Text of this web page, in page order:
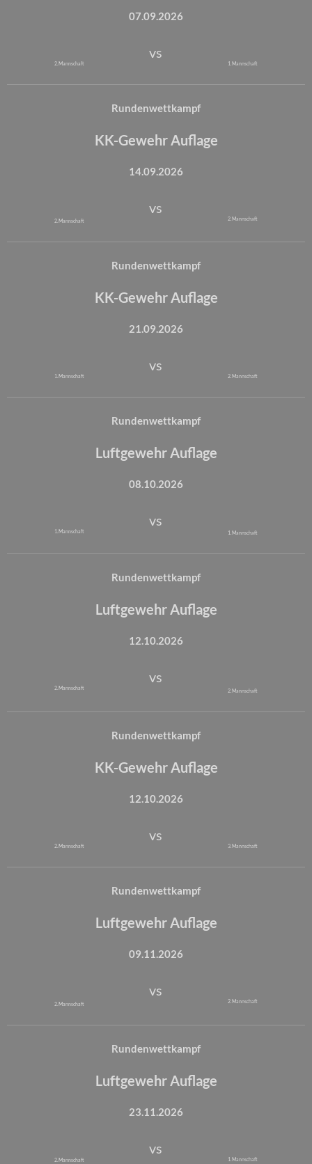
07.09.2026
2. Mannschaft
vs
1. Mannschaft
Rundenwettkampf
KK-Gewehr Auflage
14.09.2026
2. Mannschaft
vs
2. Mannschaft
Rundenwettkampf
KK-Gewehr Auflage
21.09.2026
1. Mannschaft
vs
2. Mannschaft
Rundenwettkampf
Luftgewehr Auflage
08.10.2026
1. Mannschaft
vs
1. Mannschaft
Rundenwettkampf
Luftgewehr Auflage
12.10.2026
2. Mannschaft
vs
2. Mannschaft
Rundenwettkampf
KK-Gewehr Auflage
12.10.2026
2. Mannschaft
vs
3. Mannschaft
Rundenwettkampf
Luftgewehr Auflage
09.11.2026
2. Mannschaft
vs
2. Mannschaft
Rundenwettkampf
Luftgewehr Auflage
23.11.2026
2. Mannschaft
vs
1. Mannschaft